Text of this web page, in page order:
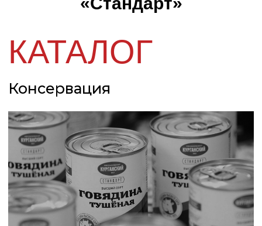
Колбасные изделия